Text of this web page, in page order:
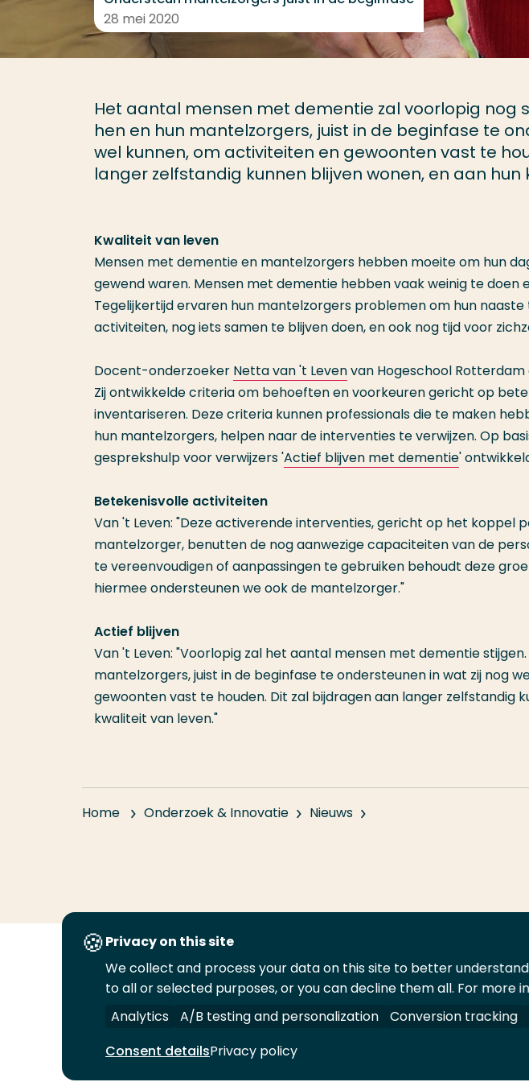
28 mei 2020
Het aantal mensen met dementie zal voorlopig nog
hen en hun mantelzorgers, juist in de beginfase te
wel kunnen, om activiteiten en gewoonten vast te
langer zelfstandig kunnen blijven wonen, en aan hun
Kwaliteit van leven
Mensen met dementie en mantelzorgers hebben moeite om hun
gewend waren. Mensen met dementie hebben vaak weinig te doen
Tegelijkertijd ervaren hun mantelzorgers problemen om hun
activiteiten, nog iets samen te blijven doen, en ook nog tijd voor
Docent-onderzoeker Netta van 't Levenvan Hogeschool
Zij ontwikkelde criteria om behoeften en voorkeuren gericht op
inventariseren. Deze criteria kunnen professionals die te maken
hun mantelzorgers, helpen naar de interventies te verwijzen. Op
gesprekshulp voor verwijzers 'Actief blijven met dementie'
Betekenisvolle activiteiten
Van 't Leven: "Deze activerende interventies, gericht op het koppel
mantelzorger, benutten de nog aanwezige capaciteiten van de
te vereenvoudigen of aanpassingen te gebruiken behoudt deze
hiermee ondersteunen we ook de mantelzorger."
Actief blijven
Van 't Leven: "Voorlopig zal het aantal mensen met dementie
mantelzorgers, juist in de beginfase te ondersteunen in wat zij nog
gewoonten vast te houden. Dit zal bijdragen aan langer zelfstandig
kwaliteit van leven."
Home Onderzoek & Innovatie Nieuws
Volg
ons
op
Volg
ons
op
Volg
ons
op
Volg
ons
op
Juridisch Security A-Z Index Contact Leveranciers
© 2026 Hogeschool Rotterdam. Alle rechten voorbehouden.
Privacy on this site
We collect and process your data on this site to better understand
to all or selected purposes, or you can decline them all. For more
Analytics
A/B testing and personalization Conversion tracking
Consent detailsPrivacy policy